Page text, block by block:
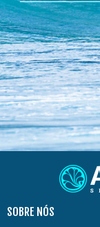
SOBRE NÓS